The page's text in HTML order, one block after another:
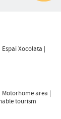
Espai Xocolata
Motorhome area
tourism